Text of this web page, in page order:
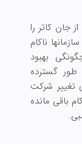
جان کاتر را
ناکام
بهبود
گسترده
تغییر شرکت
باقی مانده